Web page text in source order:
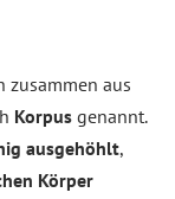
zusammen aus
Korpus genannt.
ausgehöhlt,
Körper